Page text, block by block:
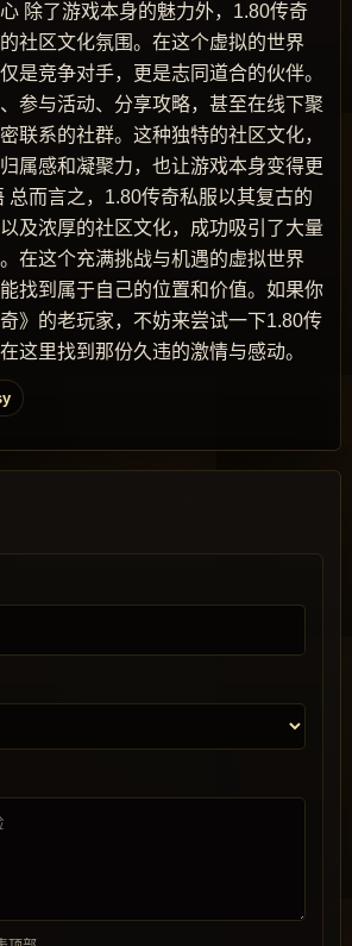
除了游戏本身的魅力外，1.80传奇
社区文化氛围。在这个虚拟的世界
是竞争对手，更是志同道合的伙伴。
参与活动、分享攻略，甚至在线下聚
联系的社群。这种独特的社区文化，
属感和凝聚力，也让游戏本身变得更
总而言之，1.80传奇私服以其复古的
及浓厚的社区文化，成功吸引了大量
在这个充满挑战与机遇的虚拟世界
找到属于自己的位置和价值。如果你
》的老玩家，不妨来尝试一下1.80传
这里找到那份久违的激情与感动。